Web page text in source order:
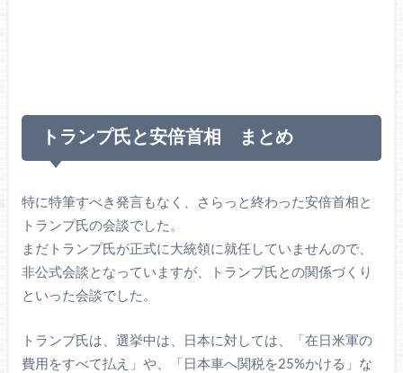
トランプ氏と安倍首相 まとめ
特に特筆すべき発言もなく、さらっと終わった安倍首相と
トランプ氏の会談でした。
まだトランプ氏が正式に大統領に就任していませんので、
非公式会談となっていますが、トランプ氏との関係づくり
といった会談でした。
トランプ氏は、選挙中は、日本に対しては、「在日米軍の
費用をすべて払え」や、「日本車へ関税を25%かける」な